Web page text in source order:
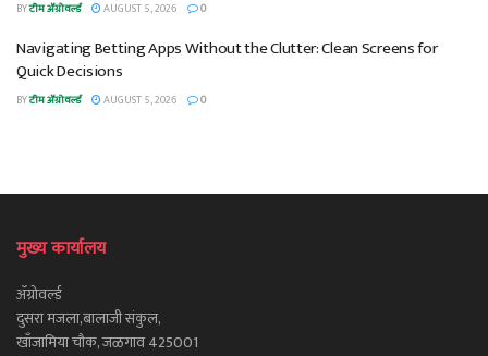
BYटीम ॲग्रोवर्ल्ड AUGUST 5, 2026 0
Navigating Betting Apps Without the Clutter: Clean Screens for
Quick Decisions
BYटीम ॲग्रोवर्ल्ड AUGUST 5, 2026 0
मुख्य कार्यालय
ॲग्रोवर्ल्ड
दुसरा मजला,बालाजी संकुल,
खाँजामिया चौक, जळगाव 425001